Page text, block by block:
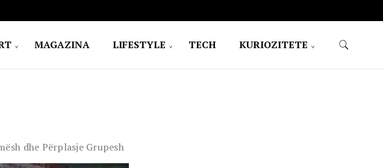
MAGAZINA LIFESTYLE TECH KURIOZITETE
dhe Përplasje Grupesh